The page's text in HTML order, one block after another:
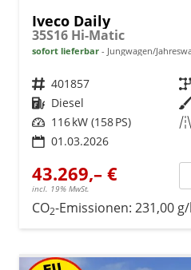
Iveco Daily
35S16 Hi-Matic
sofort lieferbar Jungwagen/
Fahrzeugnr. 401857 Getriebe
Kraftstoff Diesel Außenfarbe
Leistung 116 kW (158 PS) Kilometerstand
01.03.2026
43.269,– €
incl. 19% MwSt.
CO2-Emissionen: 231,00